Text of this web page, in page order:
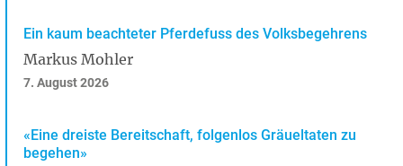
Ein kaum beachteter Pferdefuss des Volksbegehrens
Markus Mohler
7. August 2026
«Eine dreiste Bereitschaft, folgenlos Gräueltaten zu
begehen»